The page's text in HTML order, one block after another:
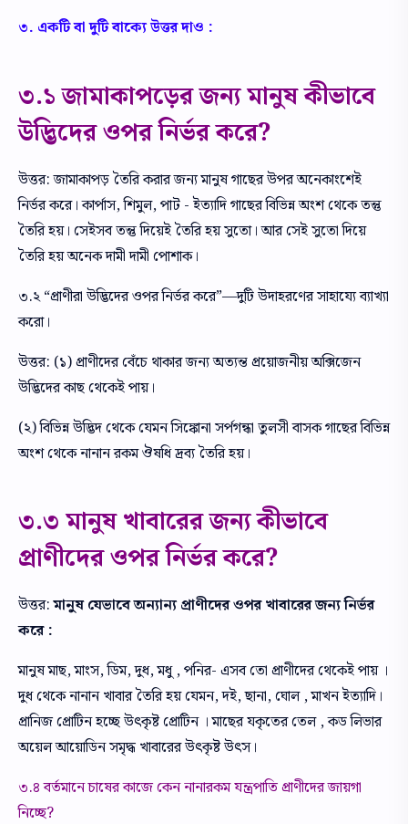
৩. একটি বা দুটি বাক্যে উত্তর দাও :
৩.১ জামাকাপড়ের জন্য মানুষ কীভাবে
উদ্ভিদের ওপর নির্ভর করে?
উত্তর: জামাকাপড় তৈরি করার জন্য মানুষ গাছের উপর অনেকাংশেই
নির্ভর করে। কার্পাস, শিমুল, পাট - ইত্যাদি গাছের বিভিন্ন অংশ থেকে তন্তু
তৈরি হয়। সেইসব তন্তু দিয়েই তৈরি হয় সুতো। আর সেই সুতো দিয়ে
তৈরি হয় অনেক দামী দামী পোশাক।
৩.২ “প্রাণীরা উদ্ভিদের ওপর নির্ভর করে”—দুটি উদাহরণের সাহায্যে ব্যাখ্যা
করো।
উত্তর: (১) প্রাণীদের বেঁচে থাকার জন্য অত্যন্ত প্রয়োজনীয় অক্সিজেন
উদ্ভিদের কাছ থেকেই পায়।
(২) বিভিন্ন উদ্ভিদ থেকে যেমন সিঙ্কোনা সর্পগন্ধা তুলসী বাসক গাছের বিভিন্ন
অংশ থেকে নানান রকম ঔষধি দ্রব্য তৈরি হয়।
৩.৩ মানুষ খাবারের জন্য কীভাবে
প্রাণীদের ওপর নির্ভর করে?
উত্তর:মানুষ যেভাবে অন্যান্য প্রাণীদের ওপর খাবারের জন্য নির্ভর
করে :
মানুষ মাছ, মাংস, ডিম, দুধ, মধু , পনির- এসব তো প্রাণীদের থেকেই পায় ।
দুধ থেকে নানান খাবার তৈরি হয় যেমন, দই, ছানা, ঘোল , মাখন ইত্যাদি।
প্রানিজ প্রোটিন হচ্ছে উৎকৃষ্ট প্রোটিন । মাছের যকৃতের তেল , কড লিভার
অয়েল আয়োডিন সমৃদ্ধ খাবারের উৎকৃষ্ট উৎস।
৩.৪ বর্তমানে চাষের কাজে কেন নানারকম যন্ত্রপাতি প্রাণীদের জায়গা
নিচ্ছে?